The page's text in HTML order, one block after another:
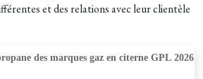
et des relations avec leur clientèle